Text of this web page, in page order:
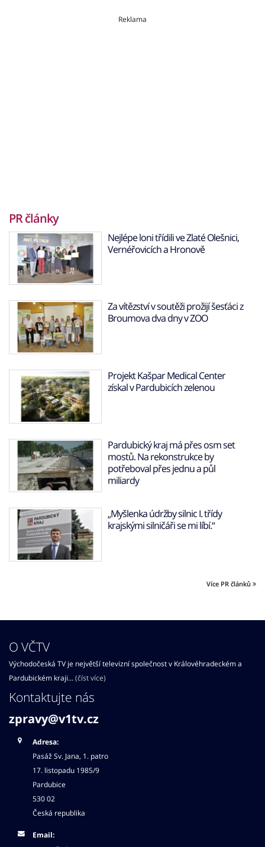
Reklama
PR články
Nejlépe loni třídili ve Zlaté Olešnici,
Vernéřovicích a Hronově
Za vítězství v soutěži prožijí šesťáci z
Broumova dva dny v ZOO
Projekt Kašpar Medical Center
získal v Pardubicích zelenou
Pardubický kraj má přes osm set
mostů. Na rekonstrukce by
potřeboval přes jednu a půl
miliardy
„Myšlenka údržby silnic I. třídy
krajskými silničáři se mi líbí.“
Více PR článků
O VČTV
Východočeská TV je největší televizní společnost v Královéhradeckém a
Pardubickém kraji... (číst více)
Kontaktujte nás
zpravy@v1tv.cz
Adresa:
Pasáž Sv. Jana, 1. patro
17. listopadu 1985/9
Pardubice
530 02
Česká republika
Email: